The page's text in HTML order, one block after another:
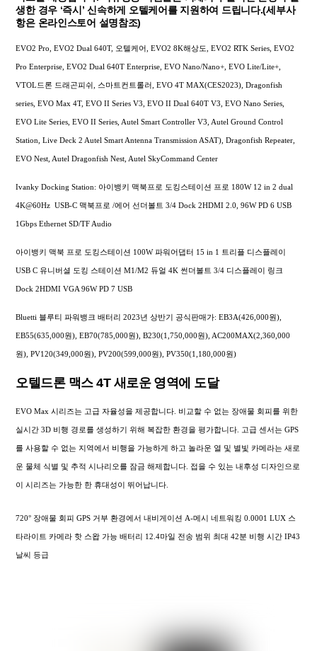
생한 경우 ‘즉시’ 신속하게 오텔케어를 지원하여 드립니다.(세부사
항은 온라인스토어 설명참조)
EVO2 Pro, EVO2 Dual 640T, 오텔케어, EVO2 8K해상도, EVO2 RTK Series, EVO2
Pro Enterprise, EVO2 Dual 640T Enterprise, EVO Nano/Nano+, EVO Lite/Lite+,
VTOL드론 드래곤피쉬, 스마트컨트롤러, EVO 4T MAX(CES2023), Dragonfish
series, EVO Max 4T, EVO II Series V3, EVO II Dual 640T V3, EVO Nano Series,
EVO Lite Series, EVO II Series, Autel Smart Controller V3, Autel Ground Control
Station, Live Deck 2 Autel Smart Antenna Transmission ASAT), Dragonfish Repeater,
EVO Nest, Autel Dragonfish Nest, Autel SkyCommand Center
Ivanky Docking Station: 아이뱅키 맥북프로 도킹스테이션 프로 180W 12 in 2 dual
4K@60Hz USB-C 맥북프로 /에어 선더볼트 3/4 Dock 2HDMI 2.0, 96W PD 6 USB
1Gbps Ethernet SD/TF Audio
아이뱅키 맥북 프로 도킹스테이션 100W 파워어댑터 15 in 1 트리플 디스플레이
USB C 유니버셜 도킹 스테이션 M1/M2 듀얼 4K 썬더볼트 3/4 디스플레이 링크
Dock 2HDMI VGA 96W PD 7 USB
Bluetti 블루티 파워뱅크 배터리 2023년 상반기 공식판매가: EB3A(426,000원),
EB55(635,000원), EB70(785,000원), B230(1,750,000원), AC200MAX(2,360,000
원), PV120(349,000원), PV200(599,000원), PV350(1,180,000원)
오텔드론 맥스 4T 새로운 영역에 도달
EVO Max 시리즈는 고급 자율성을 제공합니다. 비교할 수 없는 장애물 회피를 위한
실시간 3D 비행 경로를 생성하기 위해 복잡한 환경을 평가합니다. 고급 센서는 GPS
를 사용할 수 없는 지역에서 비행을 가능하게 하고 놀라운 열 및 별빛 카메라는 새로
운 물체 식별 및 추적 시나리오를 잠금 해제합니다. 접을 수 있는 내후성 디자인으로
이 시리즈는 가능한 한 휴대성이 뛰어납니다.
720° 장애물 회피 GPS 거부 환경에서 내비게이션 A-메시 네트워킹 0.0001 LUX 스
타라이트 카메라 핫 스왑 가능 배터리 12.4마일 전송 범위 최대 42분 비행 시간 IP43
날씨 등급